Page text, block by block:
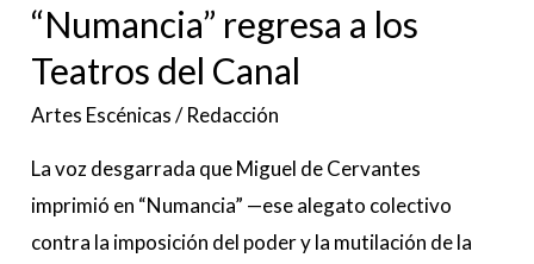
“Numancia” regresa a los
Teatros del Canal
Artes Escénicas/Redacción
La voz desgarrada que Miguel de Cervantes
imprimió en “Numancia” —ese alegato colectivo
contra la imposición del poder y la mutilación de la
Canal